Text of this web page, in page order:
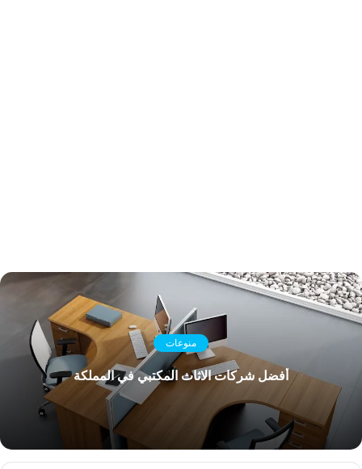
منوعات
أفضل شركات الاثاث المكتبي في المملكة